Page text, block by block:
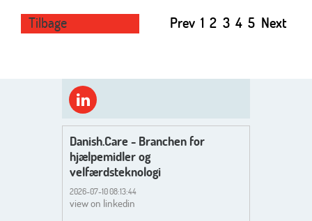
Tilbage Prev 1 2 3 4 5 Next
Danish.Care - Branchen for
hjælpemidler og
velfærdsteknologi
2026-07-10 08:13:44
view on linkedin